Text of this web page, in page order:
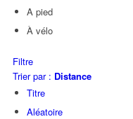
A pied
À vélo
Filtre
Trier par : Distance
Titre
Aléatoire